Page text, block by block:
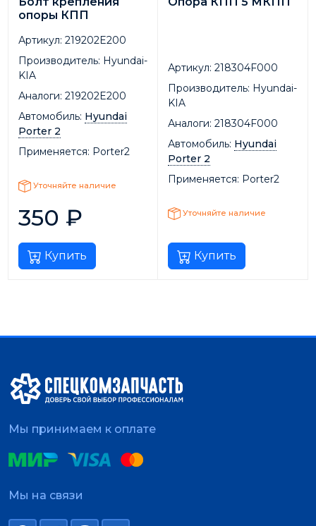
опоры КПП
Артикул: 219202E200
Производитель: Hyundai-
KIA
Аналоги: 219202E200
Автомобиль: Hyundai
Porter 2
Применяется: Porter2
Уточняйте наличие
350 ₽
Купить
Артикул: 218304F000
Производитель: Hyundai-
KIA
Аналоги: 218304F000
Автомобиль: Hyundai
Porter 2
Применяется: Porter2
Уточняйте наличие
Купить
Мы принимаем к оплате
Мы на связи